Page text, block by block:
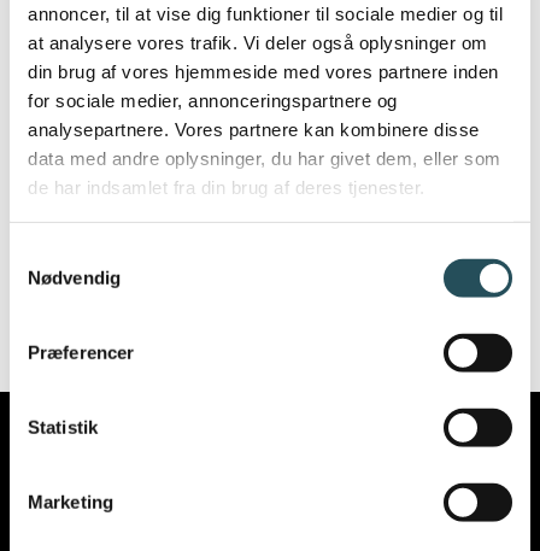
annoncer, til at vise dig funktioner til sociale medier og til
at analysere vores trafik. Vi deler også oplysninger om
din brug af vores hjemmeside med vores partnere inden
for sociale medier, annonceringspartnere og
analysepartnere. Vores partnere kan kombinere disse
data med andre oplysninger, du har givet dem, eller som
de har indsamlet fra din brug af deres tjenester.
Nødvendig
Præferencer
Statistik
Marketing
Hvis en medarbejder benytter sig af
whistleblowerordningen, er denne
medarbejder beskyttet i henhold til loven,
hvorfor virksomheden ikke må foretage
nogen form for repressalier mod
vi ser det i ligebehandlingsloven.